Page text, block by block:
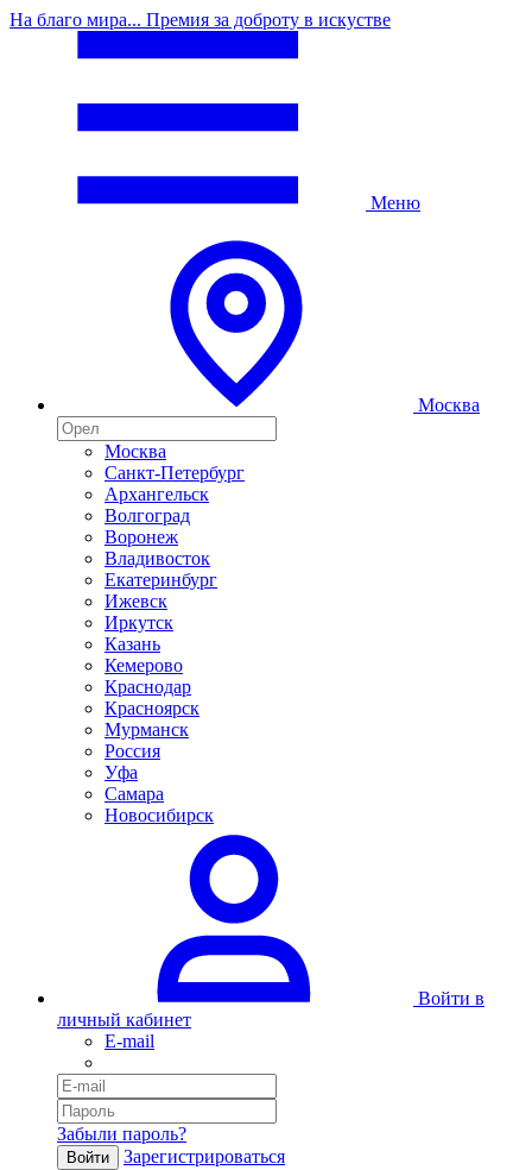
На благо мира... Премия за доброту в искустве
Меню
Москва
Москва
Санкт-Петербург
Архангельск
Волгоград
Воронеж
Владивосток
Екатеринбург
Ижевск
Иркутск
Казань
Кемерово
Краснодар
Красноярск
Мурманск
Россия
Уфа
Самара
Новосибирск
Войти в
личный кабинет
E-mail
Забыли пароль?
Войти Зарегистрироваться